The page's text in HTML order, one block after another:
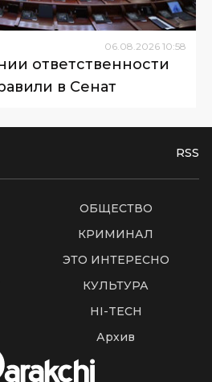
06 08 2026 10:58
ответственности
в Сенат
RSS
ОБЩЕСТВО
КРИМИНАЛ
ЭТО ИНТЕРЕСНО
КУЛЬТУРА
HI-TECH
Архив